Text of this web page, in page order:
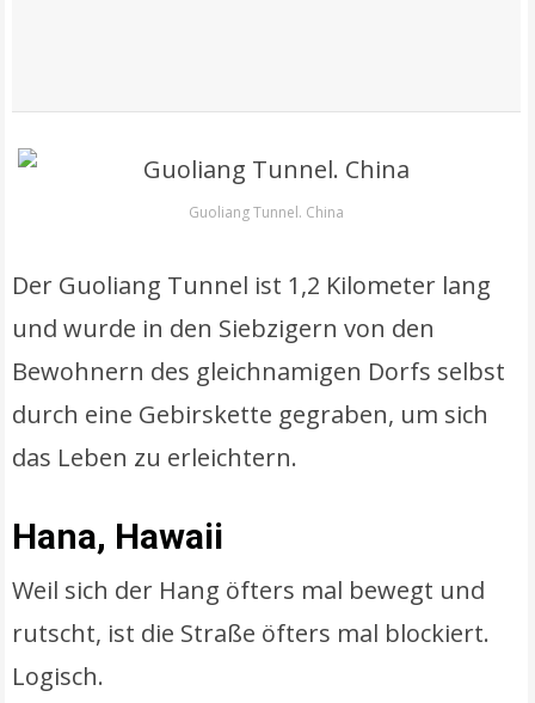
Guoliang Tunnel. China
Der Guoliang Tunnel ist 1,2 Kilometer lang
und wurde in den Siebzigern von den
Bewohnern des gleichnamigen Dorfs selbst
durch eine Gebirskette gegraben, um sich
das Leben zu erleichtern.
Hana, Hawaii
Weil sich der Hang öfters mal bewegt und
rutscht, ist die Straße öfters mal blockiert.
Logisch.